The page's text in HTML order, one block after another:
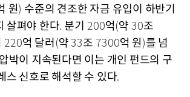
원) 수준의 견조한 자금 유입이 하반기
살펴야 한다. 분기 200억 (약 30조
220억 달러 (약 33조 7300억 원 )를 넘
박이 지속된다면 이는 개인 펀드의 구
스 신호로 해석할 수 있다.